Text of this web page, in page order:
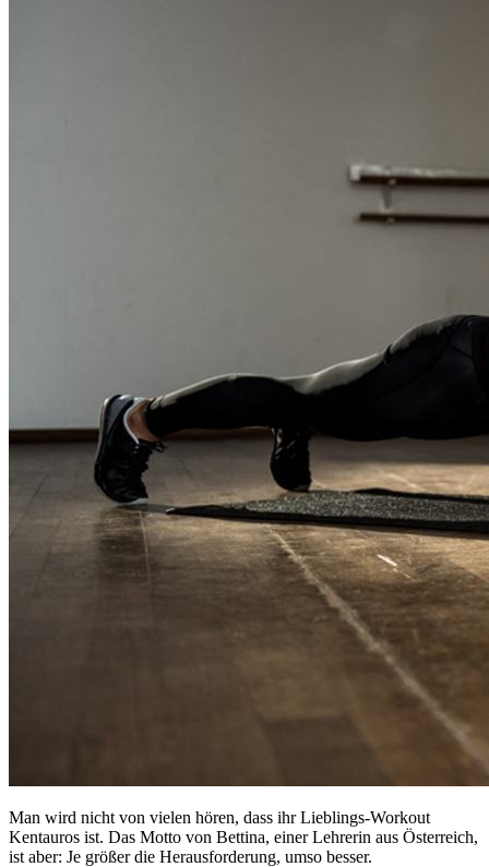
Man wird nicht von vielen hören, dass ihr Lieblings-Workout
Kentauros ist. Das Motto von Bettina, einer Lehrerin aus Österreich,
ist aber: Je größer die Herausforderung, umso besser.